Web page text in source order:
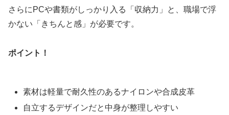
さらにPCや書類がしっかり入る「収納力」と、職場で浮
かない「きちんと感」が必要です。
ポイント！
素材は軽量で耐久性のあるナイロンや合成皮革
自立するデザインだと中身が整理しやすい